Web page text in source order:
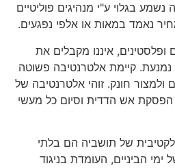
בגלוי ע"י מנהיגים פוליטיים
נאמד במאות או אלפי נפגעים.
איננו מקבלים את
קיימת אלטרנטיבה פשוטה
חונק. זוהי אלטרנטיבה של
הפסקת אש הדדית וסיום כל מעשי
של תושביה הם בלתי
ימי הביניים, העומדת בניגוד